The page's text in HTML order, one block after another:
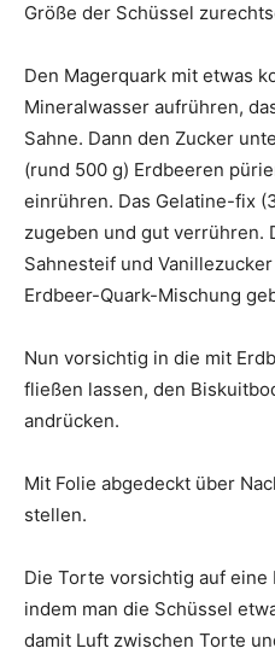
Größe der Schüssel
Den Magerquark mit etwas
Mineralwasser aufrühren,
Sahne. Dann den Zucker
(rund 500 g) Erdbeeren
einrühren. Das Gelatine-fix
zugeben und gut verrühren.
Sahnesteif und
Erdbeer-Quark-Mischung
Nun vorsichtig in die mit
fließen lassen, den
andrücken.
Mit Folie abgedeckt über
stellen.
Die Torte vorsichtig auf eine
indem man die Schüssel
damit Luft zwischen Torte